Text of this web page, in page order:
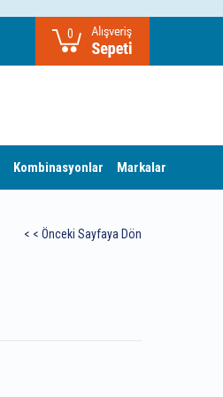
0
Kombinasyonlar Markalar
< < Önceki Sayfaya Dön